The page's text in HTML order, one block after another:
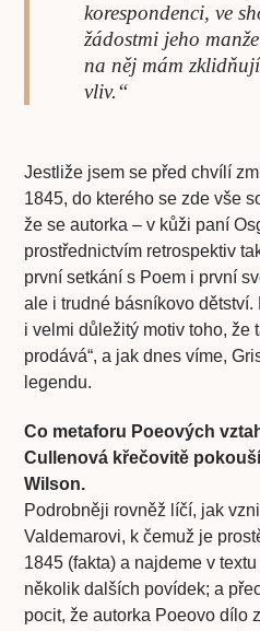
korespondenci, ve
žádostmi jeho
na něj mám
vliv.“
Jestliže jsem se před chvílí
1845, do kterého se zde vše
že se autorka – v kůži paní
prostřednictvím retrospektiv
první setkání s Poem i první
ale i trudné básníkovo
i velmi důležitý motiv toho, že
prodává“, a jak dnes víme,
legendu.
Co metaforu Poeových
Cullenová křečovitě
Wilson.
Podrobněji rovněž líčí, jak
Valdemarovi, k čemuž je
1845 (fakta) a najdeme v
několik dalších povídek; a
pocit, že autorka Poeovo dílo